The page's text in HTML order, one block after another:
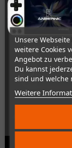
Unsere
weitere Cookies
Angebot zu
Du kannst
sind und welche
Weitere